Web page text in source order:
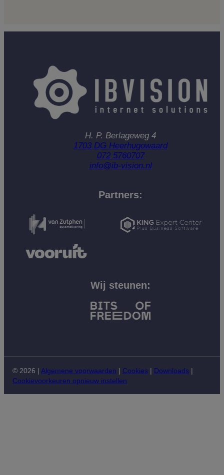
H. P. Berlageweg 4
1703 DG Heerhugowaard
072 5760707
info@ib-vision.nl
Partners:
Wij steunen:
© 2026 | Algemene voorwaarden | Cookies | Downloads |
Cookievoorkeuren opnieuw instellen